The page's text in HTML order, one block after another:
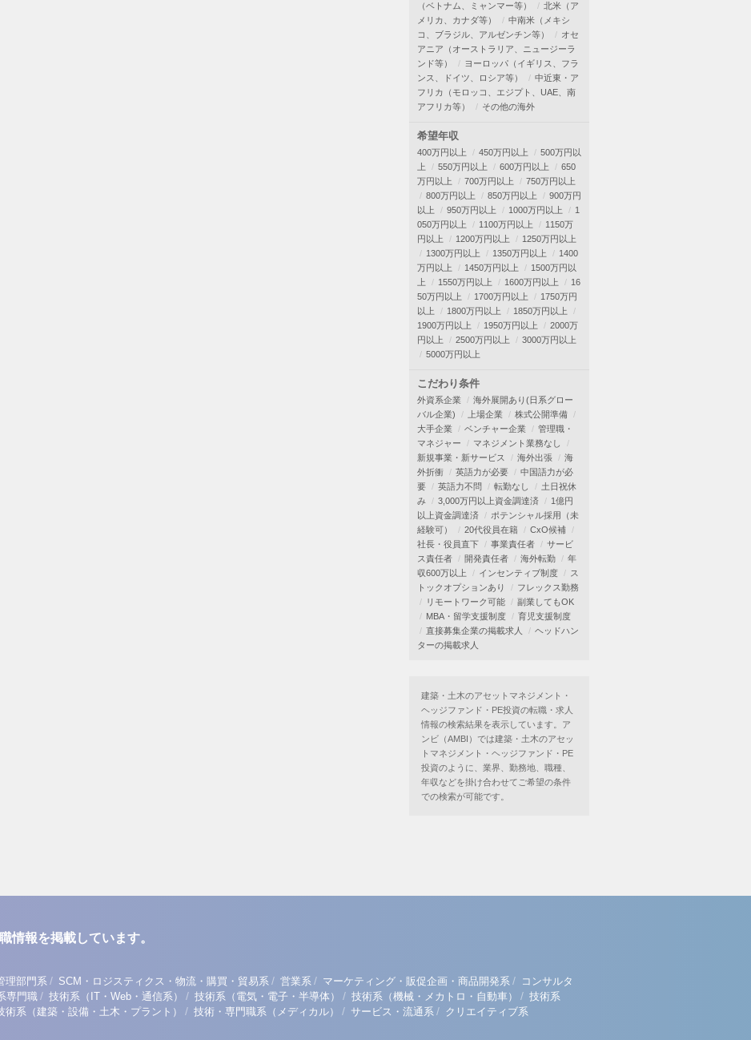
（ベトナム、ミャンマー等）
北米（ア
メリカ、カナダ等）
中南米（メキシ
コ、ブラジル、アルゼンチン等）
オセ
アニア（オーストラリア、ニュージーラ
ンド等）
ヨーロッパ（イギリス、フラ
ンス、ドイツ、ロシア等）
中近東・ア
フリカ（モロッコ、エジプト、UAE、南
アフリカ等）
その他の海外
希望年収
400万円以上 450万円以上
500万円以
上
550万円以上 600万円以上
650
万円以上
700万円以上
750万円以上
800万円以上
850万円以上
900万円
以上
950万円以上 1000万円以上
1
050万円以上
1100万円以上
1150万
円以上
1200万円以上
1250万円以上
1300万円以上
1350万円以上
1400
万円以上
1450万円以上
1500万円以
上
1550万円以上 1600万円以上
16
50万円以上
1700万円以上
1750万円
以上
1800万円以上
1850万円以上
1900万円以上
1950万円以上
2000万
円以上
2500万円以上
3000万円以上
5000万円以上
こだわり条件
外資系企業
海外展開あり(日系グロー
バル企業)
上場企業
株式公開準備
大手企業
ベンチャー企業
管理職・
マネジャー
マネジメント業務なし
新規事業・新サービス
海外出張
海
外折衝
英語力が必要
中国語力が必
要
英語力不問 転勤なし
土日祝休
み
3,000万円以上資金調達済
1億円
以上資金調達済
ポテンシャル採用（未
経験可）
20代役員在籍
CxO候補
社長・役員直下
事業責任者
サービ
ス責任者
開発責任者 海外転勤
年
収600万以上
インセンティブ制度
ス
トックオプションあり
フレックス勤務
リモートワーク可能
副業してもOK
MBA・留学支援制度
育児支援制度
直接募集企業の掲載求人
ヘッドハン
ターの掲載求人
建築・土木のアセットマネジメント・
ヘッジファンド・PE投資の転職・求人
情報の検索結果を表示しています。ア
ンビ（AMBI）では建築・土木のアセッ
トマネジメント・ヘッジファンド・PE
投資のように、業界、勤務地、職種、
年収などを掛け合わせてご希望の条件
での検索が可能です。
情報を掲載しています。
理部門系 / SCM・ロジスティクス・物流・購買・貿易系 / 営業系 / マーケティング・販促企画・商品開発系 / コンサルタ
専門職 / 技術系（IT・Web・通信系） / 技術系（電気・電子・半導体） / 技術系（機械・メカトロ・自動車） / 技術系
術系（建築・設備・土木・プラント） / 技術・専門職系（メディカル） / サービス・流通系 / クリエイティブ系